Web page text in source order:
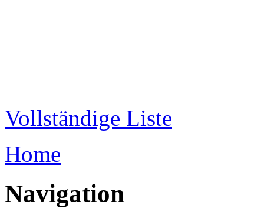
Vollständige Liste
Sie sind hier
Home
Navigation